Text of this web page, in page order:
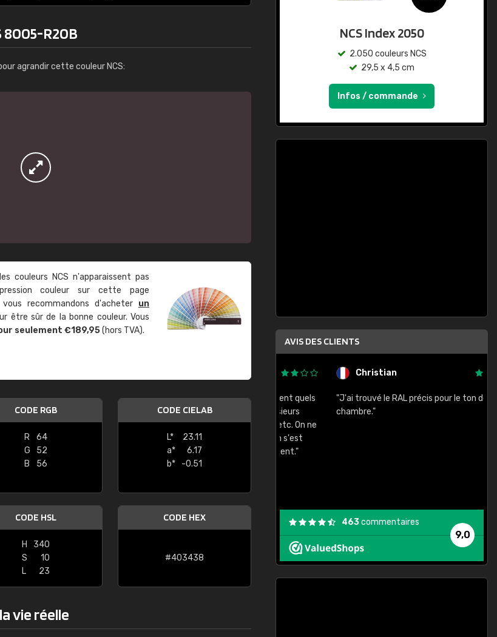
8005-R20B
agrandir cette couleur NCS:
couleurs NCS n'apparaissent pas
couleur sur cette page
recommandons d'acheter un
être sûr de la bonne couleur. Vous
seulement €189,95(hors TVA).
CODE RGB
R
64
G
52
B
56
CODE CIELAB
L*
23.11
a*
6.17
b*
-0.51
CODE HSL
H
340
S
10
L
23
CODE HEX
#403438
vie réelle
NCS Index 2050
2.050 couleurs NCS
29,5 x 4,5 cm
Infos / commande
AVIS DES CLIENTS
"Le site ne permet pas de voir clairement quels
sont les produits disponibles. Il y a plusieurs
palettes de couleurs: Classic, Design, etc. On ne
comprend pas qui est quoi. La livraison s'est
bien passé et le produit reçu me convient."
Christian
"J'ai trouvé le RAL précis pour le ton de ma
chambre."
9,0
463commentaires